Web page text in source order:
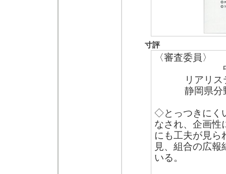
寸評
〈審査委員〉
リアリ
静岡県
◇とっつきにく
なされ、企画性
にも工夫が見ら
見、組合の広
いる。